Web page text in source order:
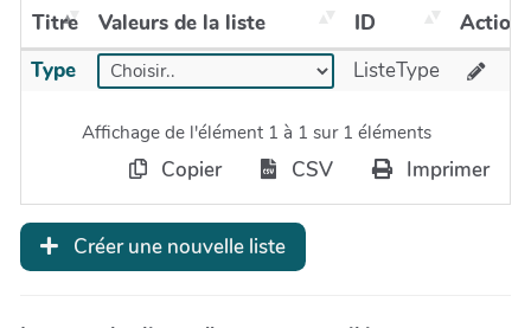
Titre Valeurs de la liste ID
Actions
Type
ListeType
Affichage de l'élément 1 à 1 sur 1 éléments
Copier CSV Imprimer
Créer une nouvelle liste